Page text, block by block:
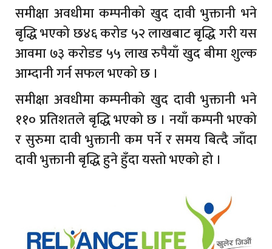
समीक्षा अवधीमा कम्पनीको खुद दावी भुक्तानी भने
बृद्धि भएको छ४६ करोड ५२ लाखबाट बृद्धि गरी यस
आवमा ७३ करोडड ५५ लाख रुपैयाँ खुद बीमा शुल्क
आम्दानी गर्न सफल भएको छ ।
समीक्षा अवधीमा कम्पनीको खुद दावी भुक्तानी भने
११० प्रतिशतले बृद्धि भएको छ । नयाँ कम्पनी भएको
र सुरुमा दावी भुक्तानी कम पर्ने र समय बित्दै जाँदा
दावी भुक्तानी बृद्धि हुने हुँदा यस्तो भएको हो ।